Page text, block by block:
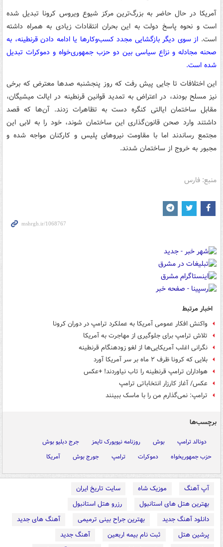
آمریکا در حال حاضر به بزرگ‌ترین مرکز شیوع ویروس کرونا تبدیل شده
است و نحوه پاسخ دولت به این بحران انتقادات زیادی به همراه داشته
است. از سوی دیگر بازگشایی مجدد کسب‌وکارها یا ادامه دادن قرنطینه، به
صحنه مجادله و نزاع سیاسی بین دو حزب جمهوری‌خواه و دموکرات تبدیل
شده است.
این اختلافات تا جایی پیش رفت که روز پنجشنبه صدها معترض که برخی
نیز مسلح بودند، در اعتراض به تمدید قوانین قرنطینه در ایالت میشیگان،
مقابل ساختمان ایالتی کنگره دست به تظاهرات زدند. آن‌ها که قصد
داشتند وارد صحن قانون‌گذاری این ساختمان شوند، خود را به لابی این
مجتمع رساندند اما با مقاومت نیروهای پلیس و کارکنان مواجه شده و
مجبور به خروج از ساختمان شدند.
منبع: فارس
اخبار مرتبط
واکنش افکار عمومی آمریکا به عملکرد ترامپ در دوران کرونا
تلاش ترامپ برای جلوگیری از مهاجرت به آمریکا
نگرانی اغلب آمریکایی‌ها از لغو زودهنگام قرنطینه
بلایی که کرونا ظرف ۲ ماه بر سر آمریکا آورد
هواداران ترامپ قرنطینه را تاب نیاوردند! +عکس
عکس/ آغاز کارزار انتخاباتی ترامپ
ترامپ: نمی‌گذارم من را با ماسک ببینند
برچسب‌ها
دونالد ترامپ بوش روزنامه نیویورک تایمز
جرج دبلیو بوش
حزب جمهوریخواه
دموکرات ترامپ جورج بوش آمریکا
آپ آهنگ موزیک شاه
سایت تاریخ ایران
بهترین هتل های استانبول
رزرو هتل استانبول
دانلود آهنگ جدید
بهترین جراح بینی ترمیمی
آهنگ های جدید
پرشین هتل
ثبت نام بیمه اربعین
آهنگ جدید